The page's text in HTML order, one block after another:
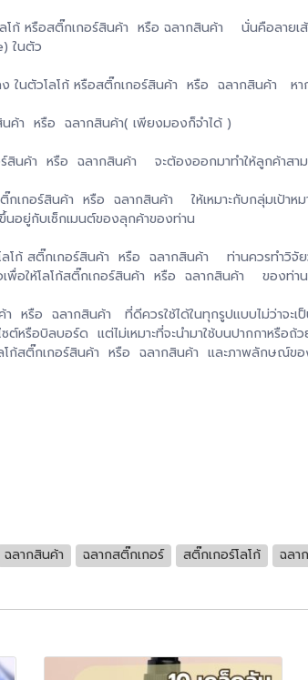
ลโก้ หรือสติ๊กเกอร์สินค้า หรือ ฉลากสินค้า นั่นคือลาย
ในตัว
ในตัวโลโก้ หรือสติ๊กเกอร์สินค้า หรือ ฉลากสินค้า หา
นค้า หรือ ฉลากสินค้า( เพียงมองก็จำได้ )
สินค้า หรือ ฉลากสินค้า จะต้องออกมาทำให้ลูกค้าสา
เกอร์สินค้า หรือ ฉลากสินค้า ให้เหมาะกับกลุ่มเป้าห
อยู่กับเซ็กเมนต์ของลุกค้าของท่าน
ลโก้ สติ๊กเกอร์สินค้า หรือ ฉลากสินค้า ท่านควรทำวิจั
อให้โลโก้สติ๊กเกอร์สินค้า หรือ ฉลากสินค้า ของท่าน
า หรือ ฉลากสินค้า ที่ดีควรใช้ได้ในทุกรูปแบบไม่ว่าจะ
รือบิลบอร์ด แต่ไม่เหมาะที่จะนำมาใช้บนปากกาหรือ
ก้สติ๊กเกอร์สินค้า หรือ ฉลากสินค้า และภาพลักษณ์ของ
ฉลากสินค้า ฉลากสติ๊กเกอร์ สติ๊กเกอร์โลโก้ ฉลา